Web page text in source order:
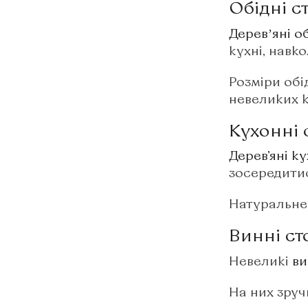
Обідні
Деревʼяні
кухні,
Розміри
невеликих
Кухонні
Дерев’яні
Винні
Невеликі
На них